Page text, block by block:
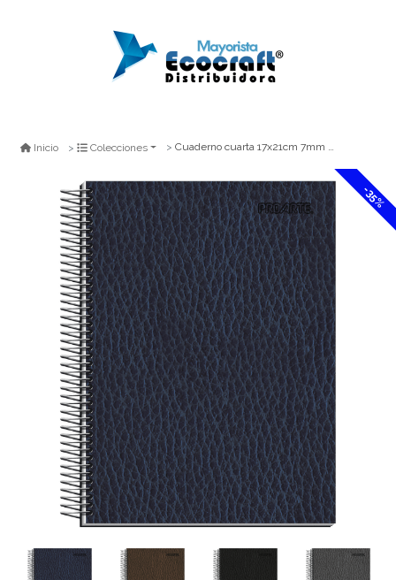
Inicio Colecciones Cuaderno cuarta 17x21cm 7mm 150hj ecocuero
-35%